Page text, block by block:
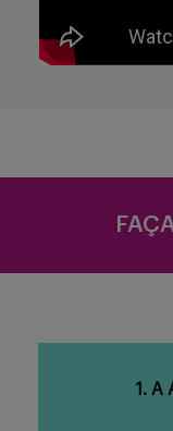
1. A